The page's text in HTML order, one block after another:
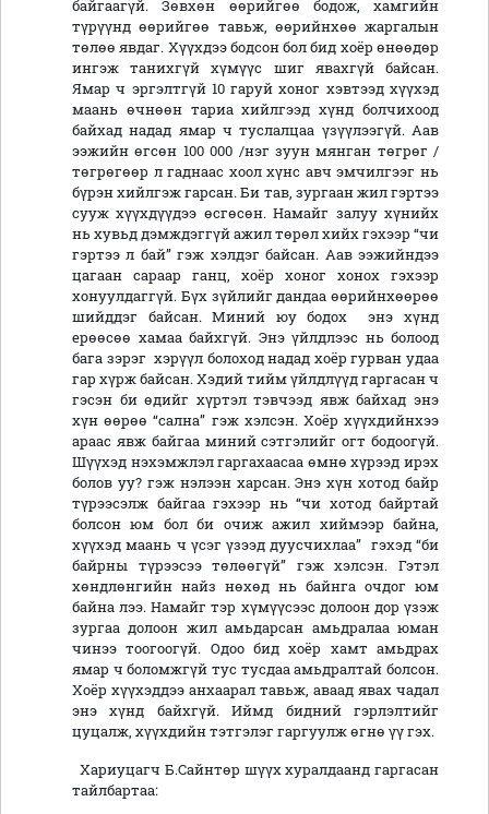
байгаагүй. Зөвхөн өөрийгөө бодож, хамгийн
түрүүнд өөрийгөө тавьж, өөрийнхөө жаргалын
төлөө явдаг. Хүүхдээ бодсон бол бид хоёр өнөөдөр
ингэж танихгүй хүмүүс шиг явахгүй байсан.
Ямар ч эргэлтгүй 10 гаруй хоног хэвтээд хүүхэд
маань өчнөөн тариа хийлгээд хүнд болчихоод
байхад надад ямар ч туслалцаа үзүүлээгүй. Аав
ээжийн өгсөн 100 000 /нэг зуун мянган төгрөг /
төгрөгөөр л гаднаас хоол хүнс авч эмчилгээг нь
бүрэн хийлгэж гарсан. Би тав, зургаан жил гэртээ
сууж хүүхдүүдээ өсгөсөн. Намайг залуу хүнийх
нь хувьд дэмждэггүй ажил төрөл хийх гэхээр “чи
гэртээ л бай” гэж хэлдэг байсан. Аав ээжийндээ
цагаан сараар ганц, хоёр хоног хонох гэхээр
хонуулдаггүй. Бүх зүйлийг дандаа өөрийнхөөрөө
шийддэг байсан. Миний юу бодох энэ хүнд
ерөөсөө хамаа байхгүй. Энэ үйлдлээс нь болоод
бага зэрэг хэрүүл болоход надад хоёр гурван удаа
гар хүрж байсан. Хэдий тийм үйлдлүүд гаргасан ч
гэсэн би өдийг хүртэл тэвчээд явж байхад энэ
хүн өөрөө “сална” гэж хэлсэн. Хоёр хүүхдийнхээ
араас явж байгаа миний сэтгэлийг огт бодоогүй.
Шүүхэд нэхэмжлэл гаргахаасаа өмнө хүрээд ирэх
болов уу? гэж нэлээн харсан. Энэ хүн хотод байр
түрээсэлж байгаа гэхээр нь “чи хотод байртай
болсон юм бол би очиж ажил хиймээр байна,
хүүхэд маань ч үсэг үзээд дуусчихлаа” гэхэд “би
байрны түрээсээ төлөөгүй” гэж хэлсэн. Гэтэл
хөндлөнгийн найз нөхөд нь байнга очдог юм
байна лээ. Намайг тэр хүмүүсээс долоон дор үзэж
зургаа долоон жил амьдарсан амьдралаа юман
чинээ тоогоогүй. Одоо бид хоёр хамт амьдрах
ямар ч боломжгүй тус тусдаа амьдралтай болсон.
Хоёр хүүхэддээ анхаарал тавьж, аваад явах чадал
энэ хүнд байхгүй. Иймд бидний гэрлэлтийг
цуцалж, хүүхдийн тэтгэлэг гаргуулж өгнө үү гэх.
Хариуцагч Б.Сайнтөр шүүх хуралдаанд гаргасан
тайлбартаа: